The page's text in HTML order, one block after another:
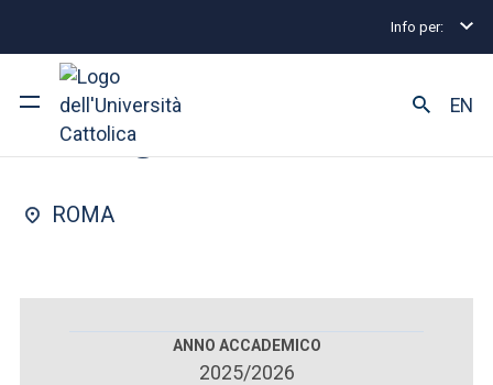
Info per:
Ricerca
Facoltà e campus
EN
FACOLTÀ DI : MEDICINA E CHIRURGIA
Ortognatodonzia
ROMA
ANNO ACCADEMICO
2025/2026